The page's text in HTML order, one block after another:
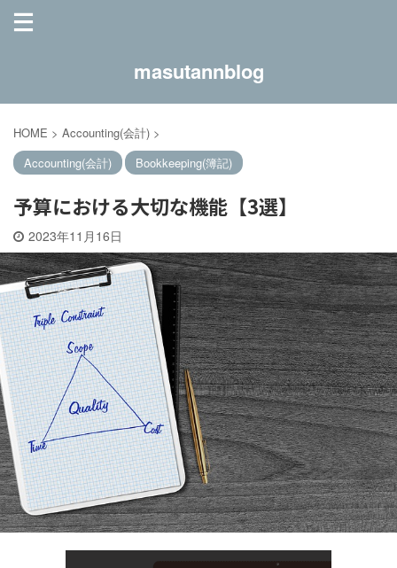
masutannblog
HOME > Accounting(会計) >
Accounting(会計)
Bookkeeping(簿記)
予算における大切な機能【3選】
2023年11月16日